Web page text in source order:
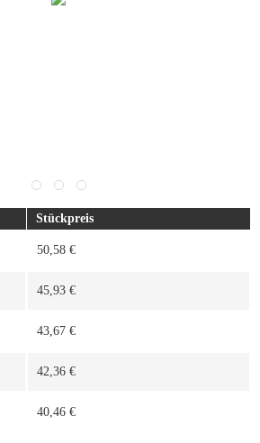
Stückpreis
50,58 €
45,93 €
43,67 €
42,36 €
40,46 €